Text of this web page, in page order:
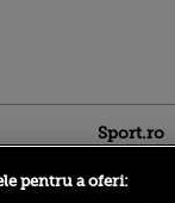
Sport.ro
pentru a oferi: